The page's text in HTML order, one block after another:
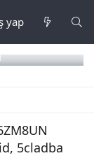
yap
5cladba